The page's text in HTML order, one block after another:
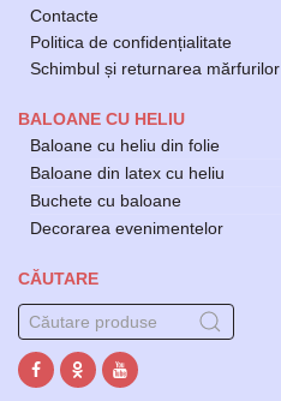
Contacte
Politica de confidențialitate
Schimbul și returnarea mărfurilor
BALOANE CU HELIU
Baloane cu heliu din folie
Baloane din latex cu heliu
Buchete cu baloane
Decorarea evenimentelor
CĂUTARE